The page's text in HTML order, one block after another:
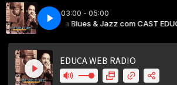
03:00 - 05:00
Educa Blues & Jazz com CAST EDUCA
BySons Of Blues - As The Years Go Passing